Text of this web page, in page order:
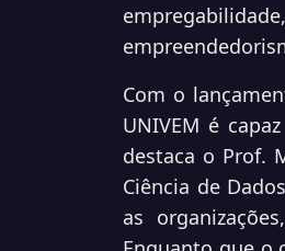
Com o
UNIVEM é
destaca o Prof.
Ciência de
as